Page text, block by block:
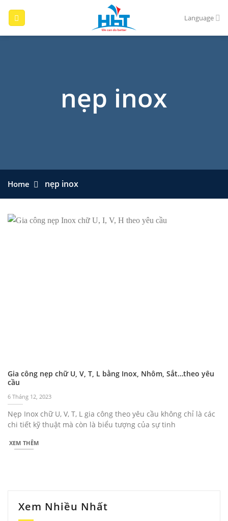
Language
nẹp inox
Home nẹp inox
Gia công nẹp chữ U, V, T, L bằng Inox, Nhôm, Sắt…theo yêu
cầu
6 Tháng 12, 2023
Nẹp Inox chữ U, V, T, L gia công theo yêu cầu không chỉ là các
chi tiết kỹ thuật mà còn là biểu tượng của sự tinh
XEM THÊM
Xem Nhiều Nhất